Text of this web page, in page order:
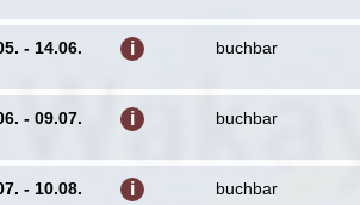
dem Shinkansen in das
9 Takayama - Kyoto
11 Kyoto: Ausflug nach Nara & Fushimi
Wir verlassen
entgegen:
- 14.06. i buchbar
- 09.07. i buchbar
- 10.08. i buchbar